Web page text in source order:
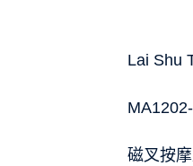
Lai Shu
磁叉按